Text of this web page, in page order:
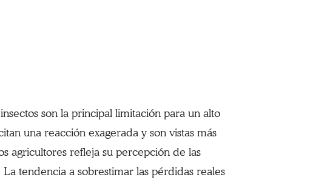
son la principal limitación para un alto
una reacción exagerada y son vistas más
agricultores refleja su percepción de las
tendencia a sobrestimar las pérdidas reales